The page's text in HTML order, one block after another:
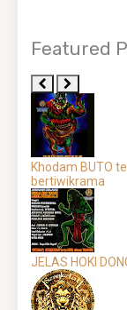
Featured
Khodam BUTO
bertiwikrama
JELAS HOKI